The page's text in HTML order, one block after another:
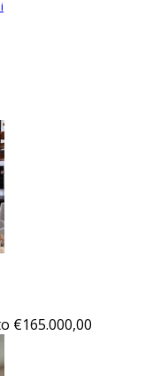
€165.000,00